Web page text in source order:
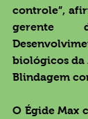
controle”,
gerente
biológicos da
Blindagem
O Égide Max